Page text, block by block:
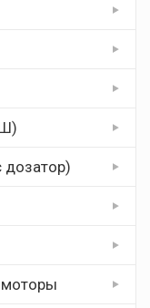
дозатор)